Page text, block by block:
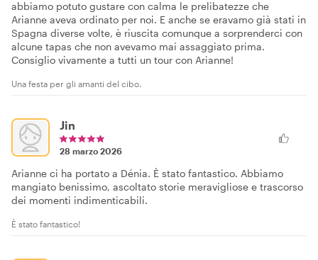
abbiamo potuto gustare con calma le prelibatezze che
Arianne aveva ordinato per noi. E anche se eravamo già stati in
Spagna diverse volte, è riuscita comunque a sorprenderci con
alcune tapas che non avevamo mai assaggiato prima.
Consiglio vivamente a tutti un tour con Arianne!
Una festa per gli amanti del cibo.
Jin
28 marzo 2026
Arianne ci ha portato a Dénia. È stato fantastico. Abbiamo
mangiato benissimo, ascoltato storie meravigliose e trascorso
dei momenti indimenticabili.
È stato fantastico!